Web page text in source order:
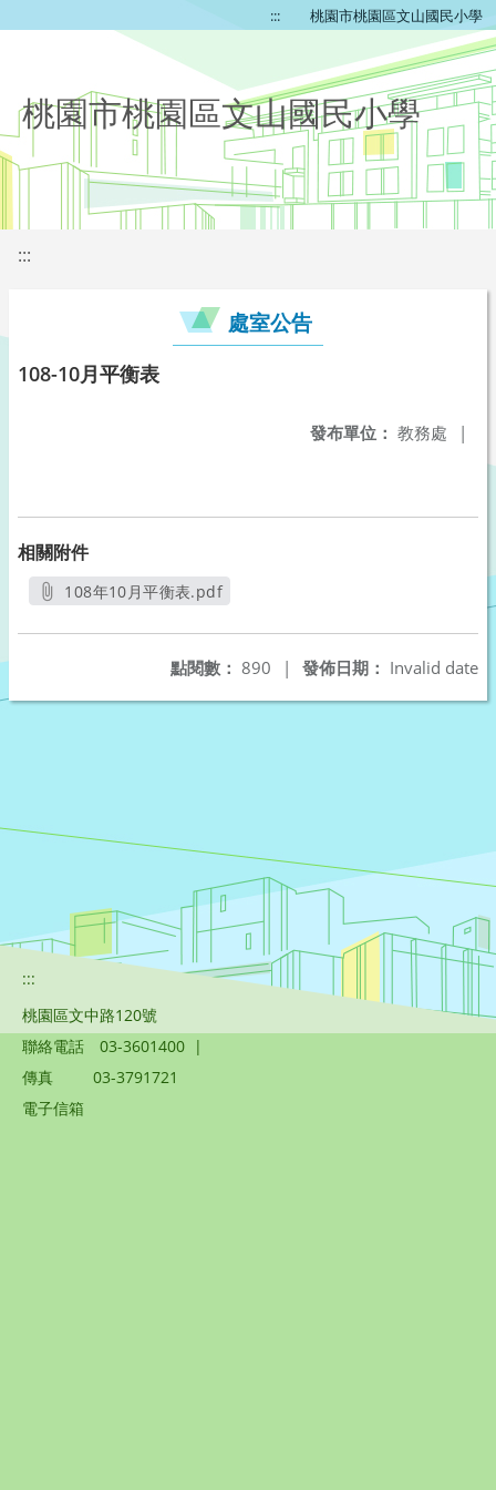
::: 桃園市桃園區文山國民小學
桃園市桃園區文山國民小學
:::
處室公告
108-10月平衡表
發布單位： 教務處 |
相關附件
108年10月平衡表.pdf
發佈日期： Invalid date
點閱數： 890 |
:::
桃園區文中路120號
聯絡電話
03-3601400 |
傳真
03-3791721
電子信箱